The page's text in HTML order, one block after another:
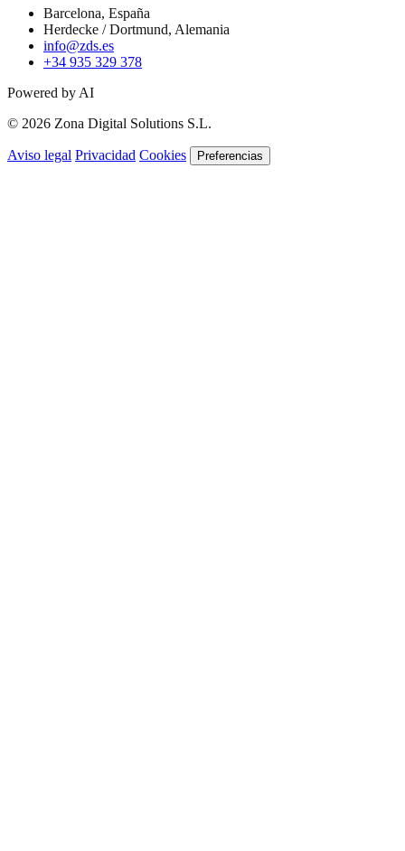
Barcelona, España
Herdecke / Dortmund, Alemania
info@zds.es
+34 935 329 378
Powered by AI
© 2026 Zona Digital Solutions S.L.
Aviso legal Privacidad Cookies Preferencias